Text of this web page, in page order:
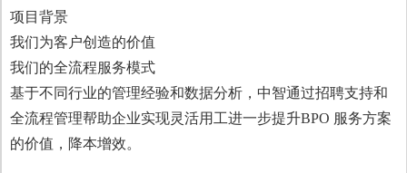
项目背景
我们为客户创造的价值
我们的全流程服务模式
基于不同行业的管理经验和数据分析，中智通过招聘支持和
全流程管理帮助企业实现灵活用工进一步提升BPO 服务方案
的价值，降本增效。